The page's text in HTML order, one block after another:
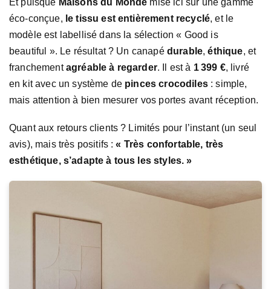
Et puisque Maisons du Monde mise ici sur une gamme
éco-conçue, le tissu est entièrement recyclé, et le
modèle est labellisé dans la sélection « Good is
beautiful ». Le résultat ? Un canapé durable,éthique, et
franchementagréable à regarder. Il est à 1 399 €, livré
en kit avec un système de pinces crocodiles: simple,
mais attention à bien mesurer vos portes avant réception.
Quant aux retours clients ? Limités pour l’instant (un seul
avis), mais très positifs :« Très confortable, très
esthétique, s’adapte à tous les styles. »